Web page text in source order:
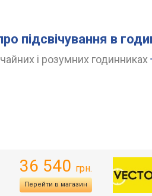
підсвічування в
і розумних годинниках
36 540 грн.
Перейти в магазин